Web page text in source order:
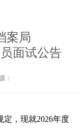
案局
面试公告
：
定，现就2026年度